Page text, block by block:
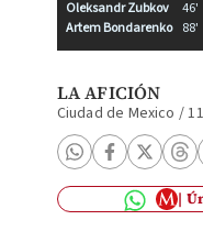
Oleksandr Zubkov
46'
Artem Bondarenko
88'
LA AFICIÓN
Ciudad de Mexico /